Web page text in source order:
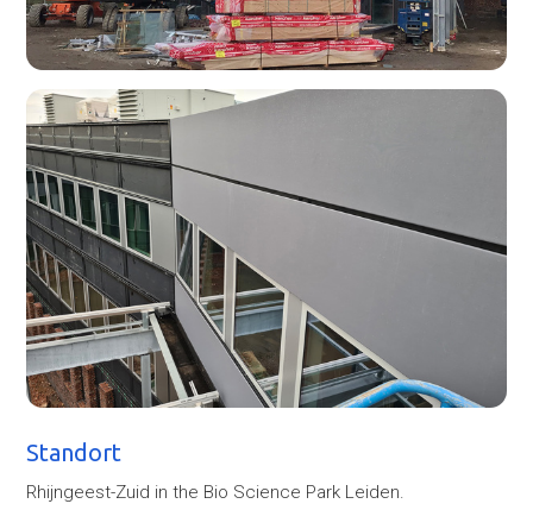
Standort
Rhijngeest-Zuid in the Bio Science Park Leiden.